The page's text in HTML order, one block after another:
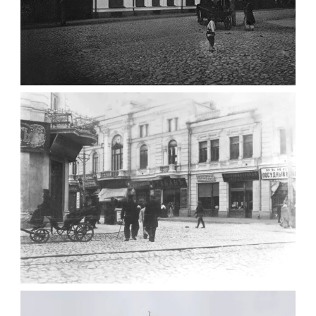
ФОТО ЖИТОМИРА 1905 ВУЛ.
МИХАЙЛІВСЬКА-СКОРУЛЬСЬКОГО
Фото Житомира період
до 1917 року
Leave a comment
ЖИТОМИР МИХАЙЛІВСЬКА 1903 РОКУ